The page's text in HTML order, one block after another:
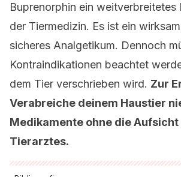
Buprenorphin ein weitverbreitetes
der Tiermedizin. Es ist ein
sicheres Analgetikum. Dennoch
Kontraindikationen beachtet
dem Tier verschrieben wird. Zur
Verabreiche deinem Haustier
Medikamente ohne die Aufsicht
Tierarztes.